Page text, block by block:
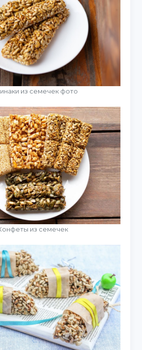
из семечек фото
из семечек